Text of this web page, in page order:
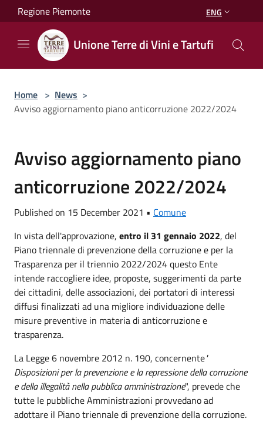
Salta al contenuto principale
Regione Piemonte ENG
Unione Terre di Vini e Tartufi
Home > News >
Avviso aggiornamento piano anticorruzione 2022/2024
Avviso aggiornamento piano
anticorruzione 2022/2024
Published on 15 December 2021 • Comune
In vista dell'approvazione, entro il 31 gennaio 2022, del
Piano triennale di prevenzione della corruzione e per la
Trasparenza per il triennio 2022/2024 questo Ente
intende raccogliere idee, proposte, suggerimenti da parte
dei cittadini, delle associazioni, dei portatori di interessi
diffusi finalizzati ad una migliore individuazione delle
misure preventive in materia di anticorruzione e
trasparenza.
La Legge 6 novembre 2012 n. 190, concernente"
Disposizioni per la prevenzione e la repressione della corruzione
e della illegalità nella pubblica amministrazione", prevede che
tutte le pubbliche Amministrazioni provvedano ad
adottare il Piano triennale di prevenzione della corruzione.